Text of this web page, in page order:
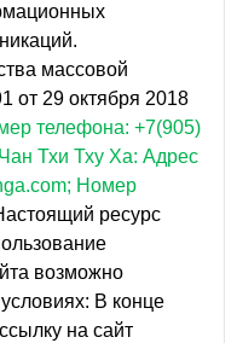
массовой
29 октября 2018
телефона: +7(905)
Тхи Тху Ха: Адрес
Номер
ресурс
возможно
В конце
на сайт